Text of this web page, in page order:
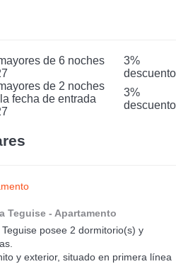
de 6 noches
3%
descuento
de 2 noches
fecha de entrada
3%
descuento
Teguise - Apartamento
posee 2 dormitorio(s) y
y exterior, situado en primera línea